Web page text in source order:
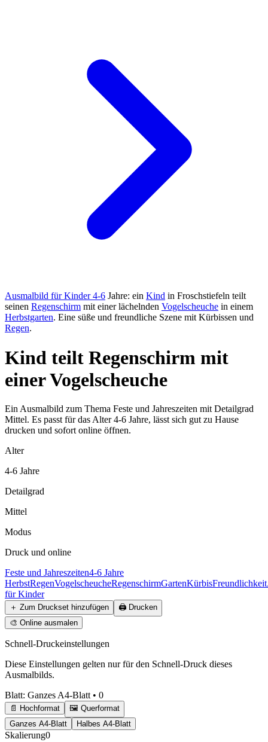
Ausmalbild für Kinder 4-6 Jahre: ein Kind in Froschstiefeln teilt
seinen Regenschirm mit einer lächelnden Vogelscheuche in einem
Herbstgarten. Eine süße und freundliche Szene mit Kürbissen und
Regen.
Kind teilt Regenschirm mit
einer Vogelscheuche
Ein Ausmalbild zum Thema Feste und Jahreszeiten mit Detailgrad
Mittel. Es passt für das Alter 4-6 Jahre, lässt sich gut zu Hause
drucken und sofort online öffnen.
Alter
4-6 Jahre
Detailgrad
Mittel
Modus
Druck und online
Feste und Jahreszeiten4-6 Jahre
HerbstRegenVogelscheucheRegenschirmGartenKürbisFreundlichkeit
für Kinder
＋ Zum Druckset hinzufügen 🖨️ Drucken
🎨 Online ausmalen
Schnell-Druckeinstellungen
Diese Einstellungen gelten nur für den Schnell-Druck dieses
Ausmalbilds.
Blatt: Ganzes A4-Blatt • 0
📄 Hochformat
🖼️ Querformat
Ganzes A4-Blatt
Halbes A4-Blatt
Skalierung0